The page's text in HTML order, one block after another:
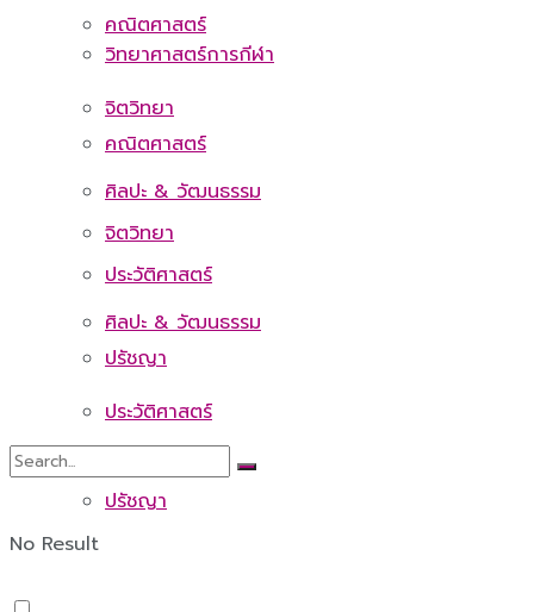
วิทยาศาสตร์การกีฬา
คณิตศาสตร์
จิตวิทยา
ศิลปะ & วัฒนธรรม
ประวัติศาสตร์
ปรัชญา
คณิตศาสตร์
จิตวิทยา
ศิลปะ & วัฒนธรรม
ประวัติศาสตร์
ปรัชญา
No Result